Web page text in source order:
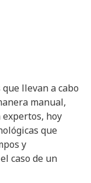
llevan a cabo
manual,
hoy
que
y
caso de un